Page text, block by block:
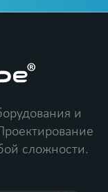
и
сложности.